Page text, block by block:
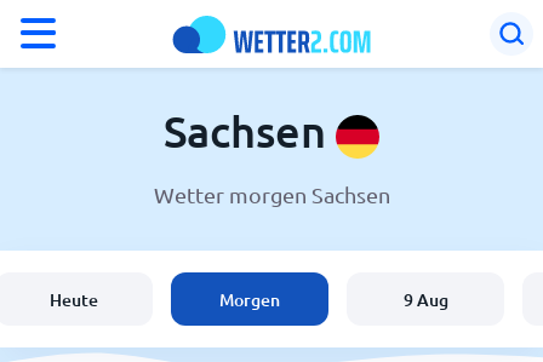
Wetter in Sachsen
Schweiz
Sachsen
Wetter morgen Sachsen
Heute Morgen 9 Aug